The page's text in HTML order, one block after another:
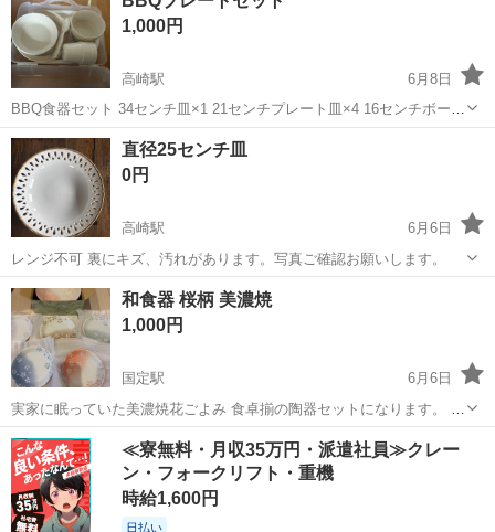
よろしくお願い...1,000円
高崎駅
6月8日
BBQ食器セット 34センチ皿×1 21センチプレート皿×4 16センチボール
×4 12センチボール×4 コップ×4 スプーンフォーク×4 IKEAカラフル食
器５枚皿 IKEAカラフルボール４枚 IKEAの皿は使用しました
群馬 高崎市 高崎駅 食器
直径25センチ皿
0円
高崎駅
6月6日
レンジ不可 裏にキズ、汚れがあります。写真ご確認お願いします。
群馬 高崎市 高崎駅 食器
和食器 桜柄 美濃焼
1,000円
国定駅
6月6日
実家に眠っていた美濃焼花ごよみ 食卓揃の陶器セットになります。 淡
いグラデーションと網目調の地模様に、可憐な桜の花びらが散りばめ
られた上品なデザインが特徴です。 お皿のサイズなどは写真5枚目を
参考にお願いいたします。 ...
群馬 伊勢崎市 国定駅 食器 グラデーション
≪寮無料・月収35万円・派遣社員≫クレー
ン・フォークリフト・重機
時給1,600円
日払い